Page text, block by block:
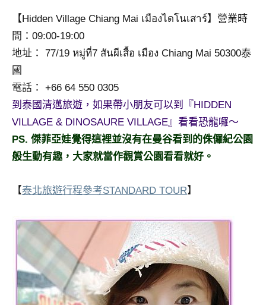
企
業
講
座、
落
客
及
旅
遊
專
觀
作
【Hidden Village Chiang Mai เมืองไดโนเสาร์】營業時
間：09:00-19:00
地址： 77/19 หมู่ที่7 สันผีเสื้อ เมือง Chiang Mai 50300泰
國
電話： +66 64 550 0305
到泰國清邁旅遊，如果帶小朋友可以到『HIDDEN
VILLAGE & DINOSAURE VILLAGE』看看恐龍囉～
PS. 傑菲亞娃覺得這裡並沒有在曼谷看到的侏儸紀公園
般生動有趣，大家就當作觀賞公園看看就好。
【泰北旅遊行程參考STANDARD TOUR】